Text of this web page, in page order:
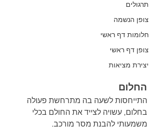
תרגולים
צופן הנשמה
חלומות דף ראשי
צופן דף ראשי
יצירת מציאות
החלום
התייחסות לשעה בה מתרחשת פעולה
בחלום, עשויה לצייד את החולם בכלי
משמעותי להבנת מסר מורכב.